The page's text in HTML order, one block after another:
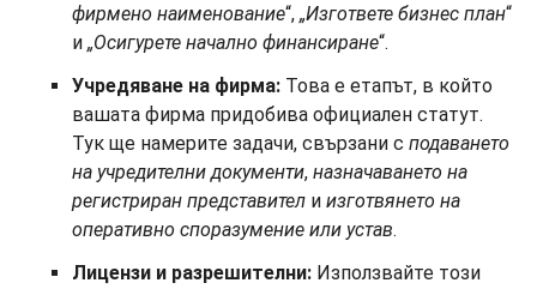
фирмено наименование“, „Изгответе бизнес план“
и „Осигурете начално финансиране“.
Учредяване на фирма: Това е етапът, в който
вашата фирма придобива официален статут.
Тук ще намерите задачи, свързани с подаването
на учредителни документи, назначаването на
регистриран представител и изготвянето на
оперативно споразумение или устав.
Лицензи и разрешителни: Използвайте този